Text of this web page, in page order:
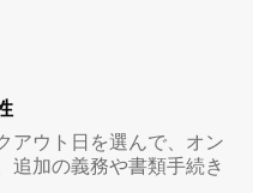
アウト日を選んで、オン
追加の義務や書類手続き